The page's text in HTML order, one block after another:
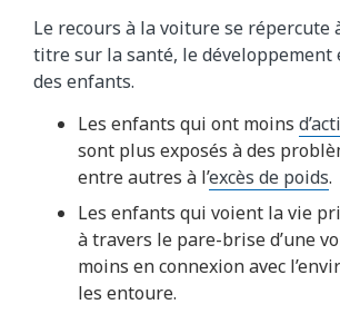
Le recours à la voiture se répercute
titre sur la santé, le développement
des enfants.
Les enfants qui ont moins
sont plus exposés à des
entre autres à l’excès de poids.
Les enfants qui voient la vie
à travers le pare-brise d’une
moins en connexion avec
les entoure.